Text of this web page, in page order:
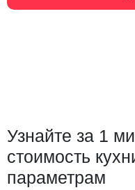
Узнайте за 1
стоимость
параметрам